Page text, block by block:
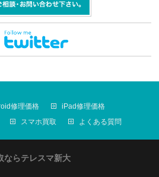
修理価格
iPad修理価格
スマホ買取
よくある質問
ならテレスマ新大